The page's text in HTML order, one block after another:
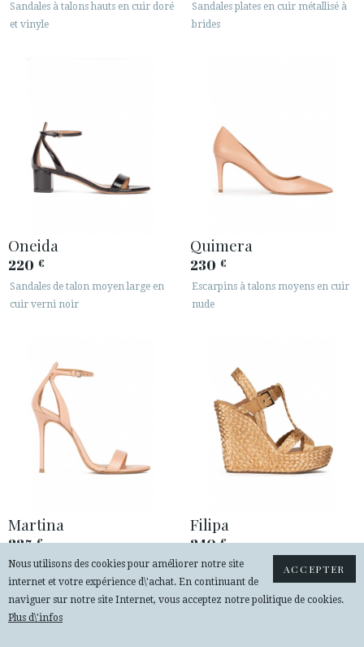
Sandales à talons hauts en cuir doré
et vinyle
Sandales plates en cuir métallisé à
brides
Oneida
220 €
Sandales de talon moyen large en
cuir verni noir
Quimera
230 €
Escarpins à talons moyens en cuir
nude
Martina
225€
Sandales à talons hauts en cuir
nude
Filipa
240€
Espadrilles compensées en raphia
tressé bronze
ACCEPTER
Nous utilisons des cookies pour améliorer notre site
internet et votre expérience d\'achat. En continuant de
naviguer sur notre site Internet, vous acceptez notre politique de cookies.
Plus d\'infos